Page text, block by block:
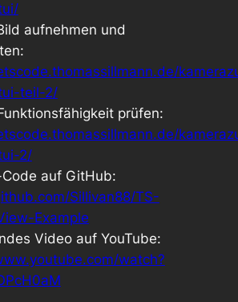
aufnehmen und
teil-2/
prüfen:
2/
auf GitHub:
Sillivan88/TS-
Example
Video auf YouTube:
watch?